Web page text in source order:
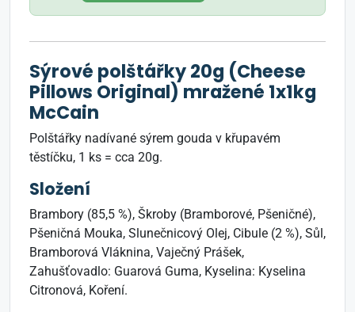
Sýrové polštářky 20g (Cheese
Pillows Original) mražené 1x1kg
McCain
Polštářky nadívané sýrem gouda v křupavém
těstíčku, 1 ks = cca 20g.
Složení
Brambory (85,5 %), Škroby (Bramborové, Pšeničné),
Pšeničná Mouka, Slunečnicový Olej, Cibule (2 %), Sůl,
Bramborová Vláknina, Vaječný Prášek,
Zahušťovadlo: Guarová Guma, Kyselina: Kyselina
Citronová, Koření.